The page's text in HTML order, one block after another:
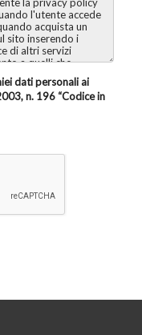
dati personali ai
n. 196 “Codice in